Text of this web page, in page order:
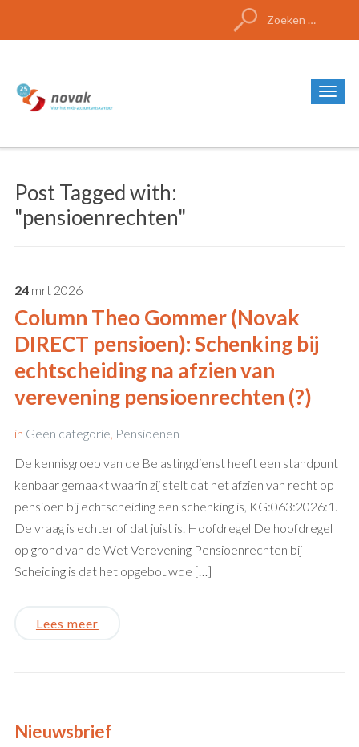
Zoeken
naar:
Post Tagged with:
"pensioenrechten"
24 mrt 2026
Column Theo Gommer (Novak
DIRECT pensioen): Schenking bij
echtscheiding na afzien van
verevening pensioenrechten (?)
in Geen categorie, Pensioenen
De kennisgroep van de Belastingdienst heeft een standpunt
kenbaar gemaakt waarin zij stelt dat het afzien van recht op
pensioen bij echtscheiding een schenking is, KG:063:2026:1.
De vraag is echter of dat juist is. Hoofdregel De hoofdregel
op grond van de Wet Verevening Pensioenrechten bij
Scheiding is dat het opgebouwde […]
Lees meer
Nieuwsbrief